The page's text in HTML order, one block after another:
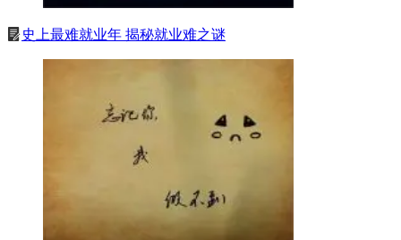
史上最难就业年 揭秘就业难之谜